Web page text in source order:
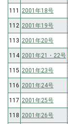
111 2001年18号
112 2001年19号
113 2001年20号
114 2001年21・22号
115 2001年23号
116 2001年24号
117 2001年25号
118 2001年26号